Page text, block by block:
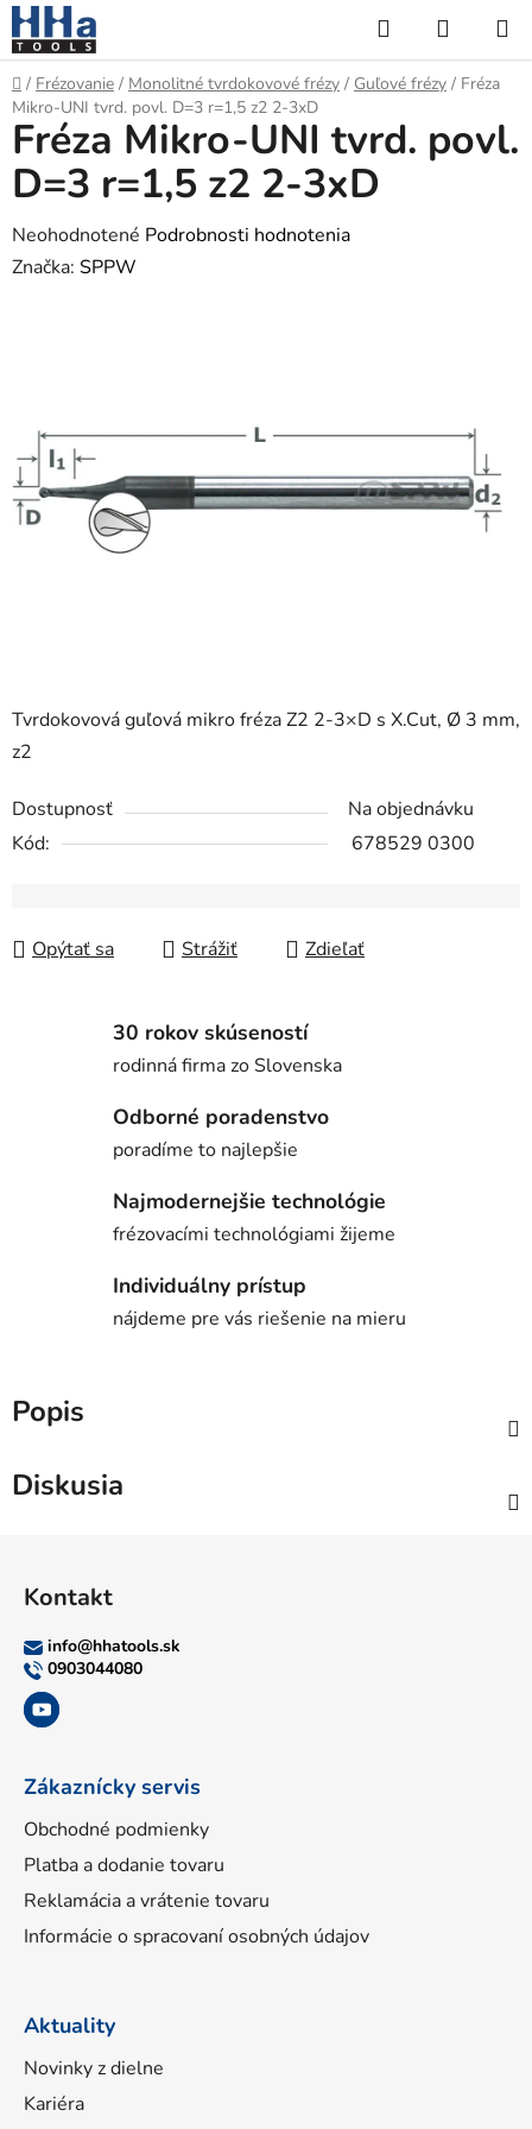
Prejsť
na
obsah
Hľadať
KOŠÍK
Domov
/ Frézovanie / Monolitné tvrdokovové frézy / Guľové frézy / Fréza
Mikro-UNI tvrd. povl. D=3 r=1,5 z2 2-3xD
Tvrdokovová guľová mikro fréza Z2 2-3×D s X.Cut, Ø 3 mm,
z2
Dostupnosť
Na objednávku
Kód:
678529 0300
Opýtať sa Strážiť Zdieľať
Fréza Mikro-UNI tvrd. povl.
D=3 r=1,5 z2 2-3xD
Priemerné
hodnotenie
hviezdičiek.
Neohodnotené Podrobnosti hodnotenia
Značka: SPPW
30 rokov skúseností
rodinná firma zo Slovenska
Odborné poradenstvo
poradíme to najlepšie
Najmodernejšie technológie
frézovacími technológiami žijeme
Individuálny prístup
nájdeme pre vás riešenie na mieru
Popis
Diskusia
Kontakt
info@hhatools.sk
0903044080
Zákaznícky servis
Obchodné podmienky
Platba a dodanie tovaru
Reklamácia a vrátenie tovaru
Informácie o spracovaní osobných údajov
Aktuality
Novinky z dielne
Kariéra